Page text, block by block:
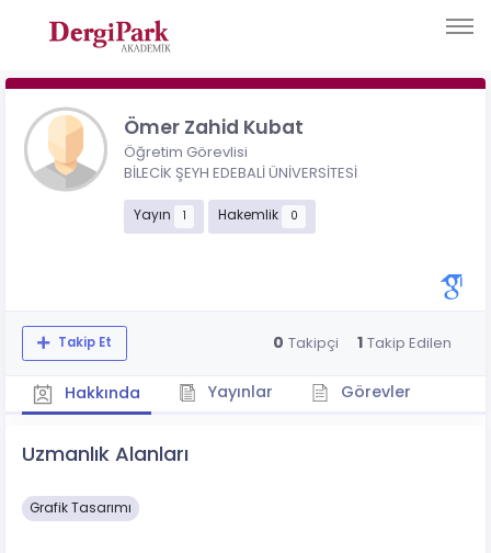
Ömer Zahid Kubat
Öğretim Görevlisi
BİLECİK ŞEYH EDEBALİ ÜNİVERSİTESİ
Yayın 1 Hakemlik 0
Takip Et 0 Takipçi 1 Takip Edilen
Hakkında Yayınlar Görevler
Uzmanlık Alanları
Grafik Tasarımı